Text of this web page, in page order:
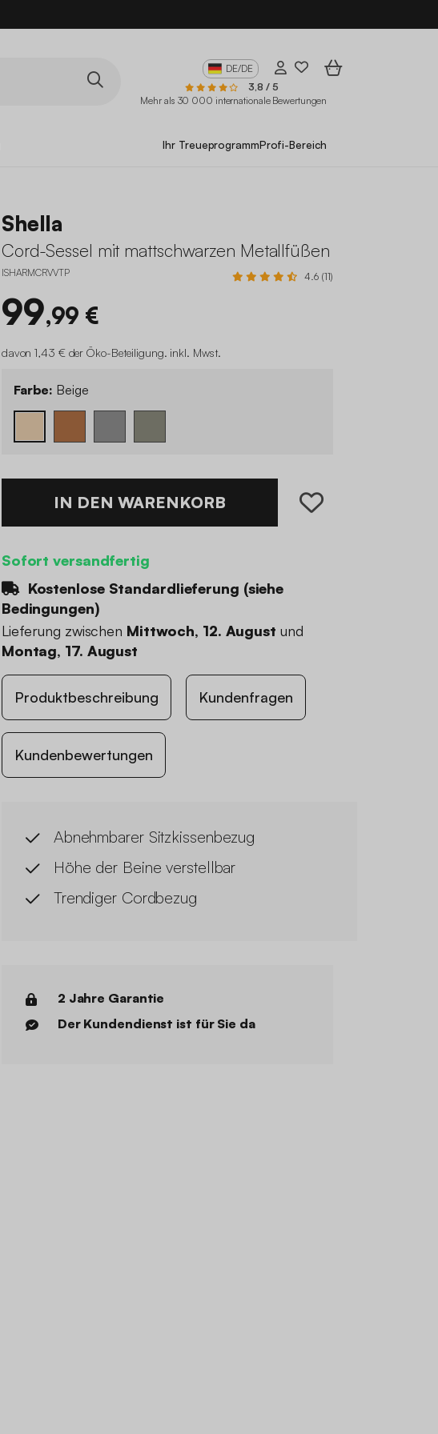
DE/DE
3,8 / 5
Mehr als 30 000 internationale Bewertungen
Ihr TreueprogrammProfi-Bereich
Shella
Cord-Sessel mit mattschwarzen Metallfüßen
ISHARMCRVVTP 4.6 (11)
99,99 €
davon 1,43 € der Öko-Beteiligung. inkl. Mwst.
Farbe: Beige
IN DEN WARENKORB
Sofort versandfertig
Kostenlose Standardlieferung (siehe
Bedingungen)
Lieferung zwischen Mittwoch, 12. August und
Montag, 17. August
Produktbeschreibung Kundenfragen
Kundenbewertungen
Abnehmbarer Sitzkissenbezug
Höhe der Beine verstellbar
Trendiger Cordbezug
2 Jahre Garantie
Der Kundendienst ist für Sie da